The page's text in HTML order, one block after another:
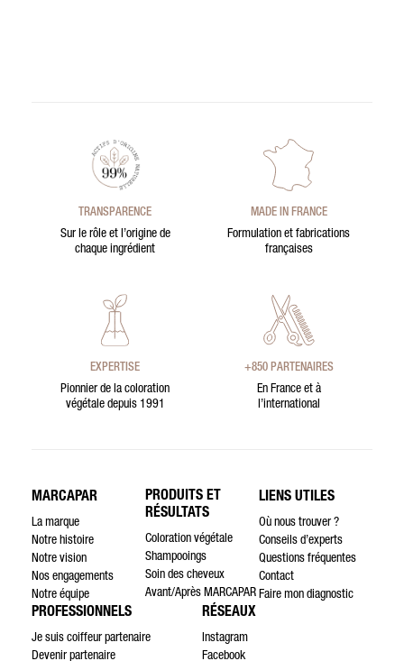
TRANSPARENCE
Sur le rôle et l’origine de
chaque ingrédient
MADE IN FRANCE
Formulation et fabrications
françaises
EXPERTISE
Pionnier de la coloration
végétale depuis 1991
+850 PARTENAIRES
En France et à
l’international
MARCAPAR
La marque
Notre histoire
Notre vision
Nos engagements
Notre équipe
PRODUITS ET
RÉSULTATS
Coloration végétale
Shampooings
Soin des cheveux
Avant/Après MARCAPAR
LIENS UTILES
Où nous trouver ?
Conseils d’experts
Questions fréquentes
Contact
Faire mon diagnostic
PROFESSIONNELS
Je suis coiffeur partenaire
Devenir partenaire
RÉSEAUX
Instagram
Facebook